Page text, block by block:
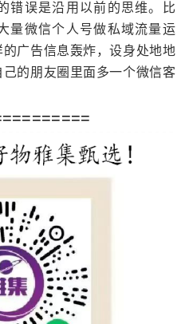
错误是沿用以前的思维。比
量微信个人号做私域流量运
广告信息轰炸，设身处地地
的朋友圈里面多一个微信客